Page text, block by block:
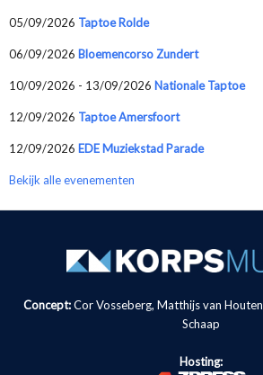
05/09/2026 Taptoe Rolde
06/09/2026 Bloemencorso Zundert
10/09/2026 - 13/09/2026 Nationale Taptoe
12/09/2026 Taptoe Amersfoort
12/09/2026 EDE Muziekstad Parade
Bekijk alle evenementen
Concept:Cor Vosseberg, Matthijs van Houten
Schaap
Hosting: